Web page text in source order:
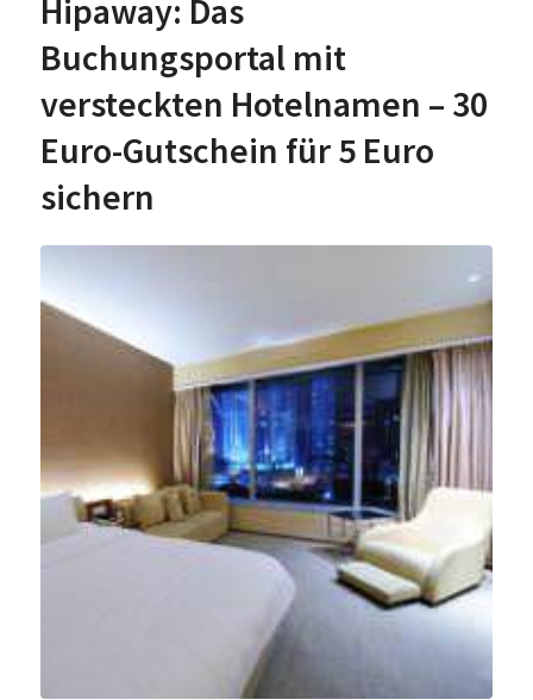
Hipaway: Das
Buchungsportal mit
versteckten Hotelnamen – 30
Euro-Gutschein für 5 Euro
sichern